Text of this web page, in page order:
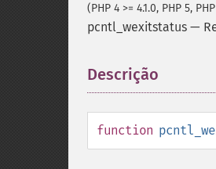
(PHP 4 >= 4.1.0, PHP 5,
pcntl_wexitstatus —
Descrição
function